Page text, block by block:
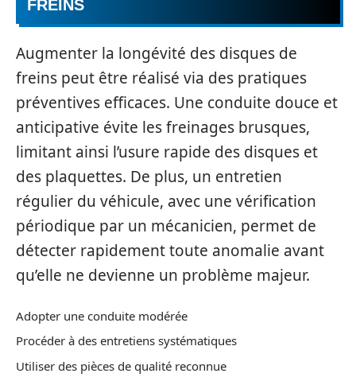
FREINS
Augmenter la longévité des disques de
freins peut être réalisé via des pratiques
préventives efficaces. Une conduite douce et
anticipative évite les freinages brusques,
limitant ainsi l’usure rapide des disques et
des plaquettes. De plus, un entretien
régulier du véhicule, avec une vérification
périodique par un mécanicien, permet de
détecter rapidement toute anomalie avant
qu’elle ne devienne un problème majeur.
Adopter une conduite modérée
Procéder à des entretiens systématiques
Utiliser des pièces de qualité reconnue